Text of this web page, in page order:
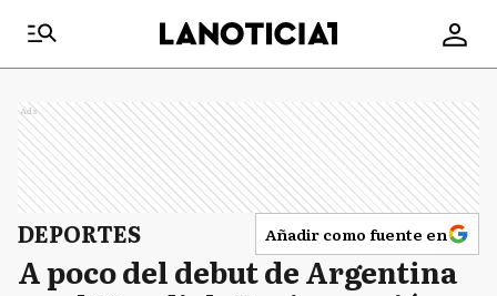
Ads
DEPORTES Añadir como fuente en
A poco del debut de Argentina